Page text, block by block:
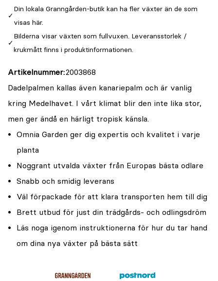
Din lokala Granngården-butik kan ha fler växter än de som
visas här.
Bilderna visar växten som fullvuxen. Leveransstorlek /
krukmått finns i produktinformationen.
Artikelnummer 2003868
Dadelpalmen kallas även kanariepalm och är vanlig
kring Medelhavet. I vårt klimat blir den inte lika stor,
men ger ändå en härligt tropisk känsla.
Omnia Garden ger dig expertis och kvalitet i varje
planta
Noggrant utvalda växter från Europas bästa odlare
Snabb och smidig leverans
Väl förpackade för att klara transporten hem till dig
Brett utbud för just din trädgårds- och odlingsdröm
Läs noga igenom instruktionerna för hur du tar hand
om dina nya växter på bästa sätt